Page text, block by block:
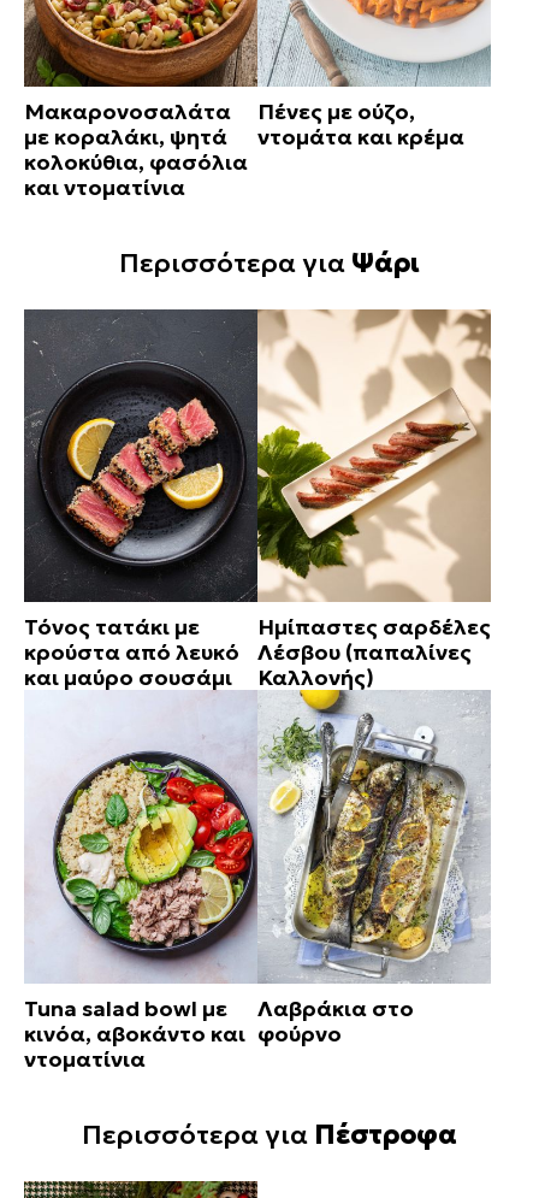
Μακαρονοσαλάτα
με κοραλάκι, ψητά
κολοκύθια, φασόλια
και ντοματίνια
Πένες με ούζο,
ντομάτα και κρέμα
Περισσότερα για Ψάρι
Τόνος τατάκι με
κρούστα από λευκό
και μαύρο σουσάμι
Ημίπαστες σαρδέλες
Λέσβου (παπαλίνες
Καλλονής)
Tuna salad bowl με
κινόα, αβοκάντο και
ντοματίνια
Λαβράκια στο
φούρνο
Περισσότερα για Πέστροφα